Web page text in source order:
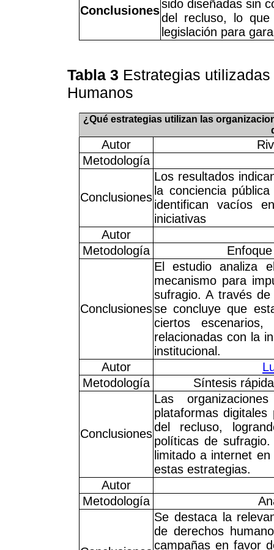
Conclusionessido diseñadas sin
del recluso, lo
legislación para
Tabla 3 Estrategias
Humanos
¿Qué estrategias utilizan las
Autor
Metodología
Conclusiones
Los resultados
la conciencia
identifican vacíos
iniciativas
Autor
Metodología
Conclusiones
El estudio analiza
mecanismo para
sufragio. A través
se concluye que
ciertos escenarios,
relacionadas con la
institucional.
Autor
Metodología
Síntesis
Conclusiones
Las
plataformas
del recluso,
políticas de
limitado a internet
estas estrategias.
Autor
Metodología
Se destaca la
de derechos
campañas en favor